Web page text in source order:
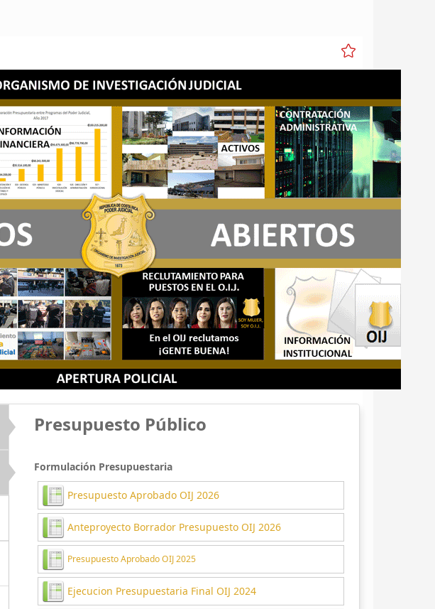
Presupuesto Público
Formulación Presupuestaria
Presupuesto Aprobado OIJ 2026
Anteproyecto Borrador Presupuesto OIJ 2026
Presupuesto Aprobado OIJ 2025
Ejecucion Presupuestaria Final OIJ 2024